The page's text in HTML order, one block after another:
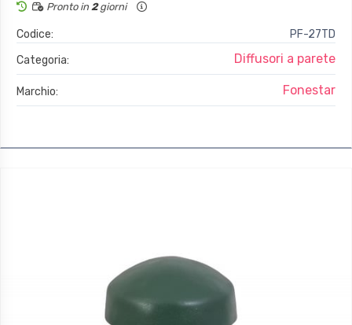
Pronto in 2giorni
Codice:
PF-27TD
Categoria:
Diffusori a parete
Marchio: Fonestar